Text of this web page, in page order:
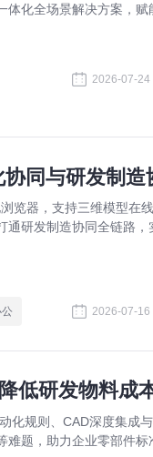
化全场景解决方案，赋
2026-07-24
同与研发制造
览器，支持三维模型在
通研发制造协同全链路，
2026-07-16
低研发物料成
化规则、CAD深度集成
题，助力企业零部件标